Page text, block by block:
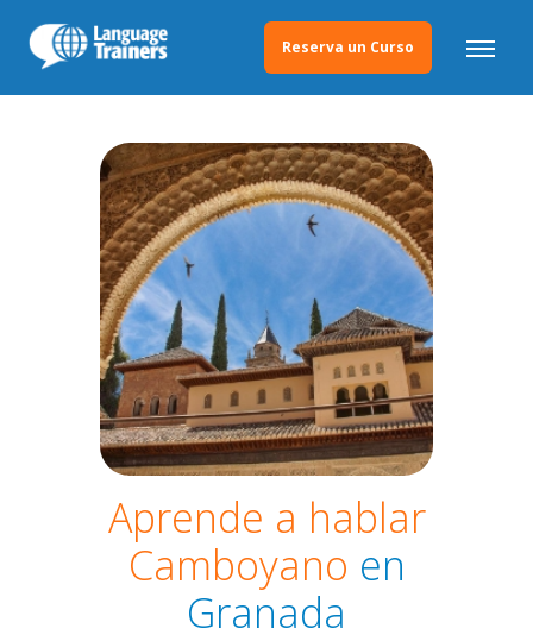
Reserva un Curso
Aprende a hablar
Camboyano en
Granada